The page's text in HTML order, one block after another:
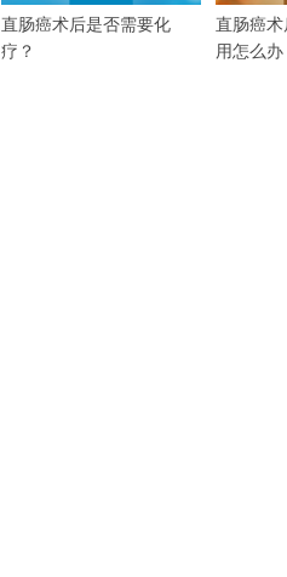
直肠癌术后是否需要化
疗？
直肠癌
用怎么办